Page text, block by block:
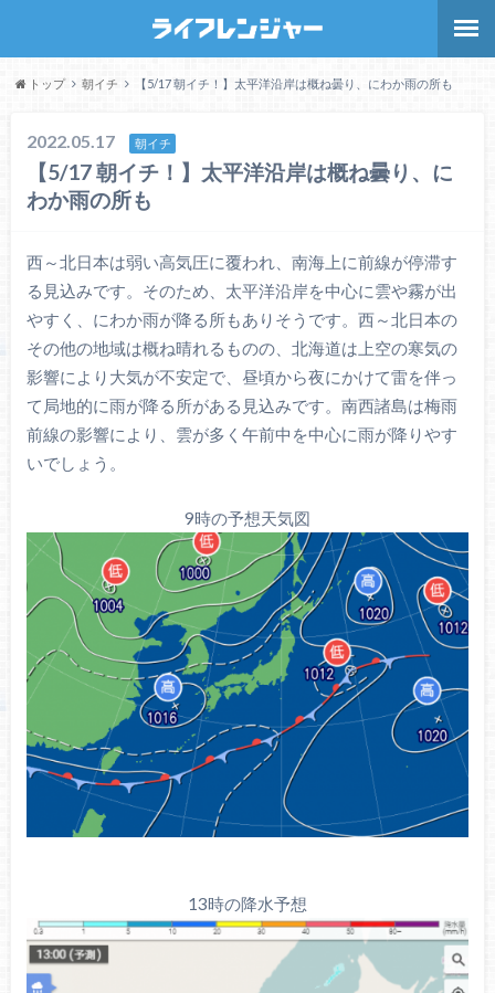
トップ 朝イチ 【5/17 朝イチ！】太平洋沿岸は概ね曇り、にわか雨の所も
2022.05.17 朝イチ
【5/17 朝イチ！】太平洋沿岸は概ね曇り、に
わか雨の所も
西～北日本は弱い高気圧に覆われ、南海上に前線が停滞す
る見込みです。そのため、太平洋沿岸を中心に雲や霧が出
やすく、にわか雨が降る所もありそうです。西～北日本の
その他の地域は概ね晴れるものの、北海道は上空の寒気の
影響により大気が不安定で、昼頃から夜にかけて雷を伴っ
て局地的に雨が降る所がある見込みです。南西諸島は梅雨
前線の影響により、雲が多く午前中を中心に雨が降りやす
いでしょう。
9時の予想天気図
13時の降水予想